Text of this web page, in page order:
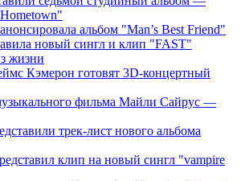
альбом "Man’s Best Friend"
новый сингл и клип "FAST"
жизни
Кэмерон готовят 3D-концертный
фильма Майли Сайрус —
трек-лист нового альбома
клип на новый сингл "vampire